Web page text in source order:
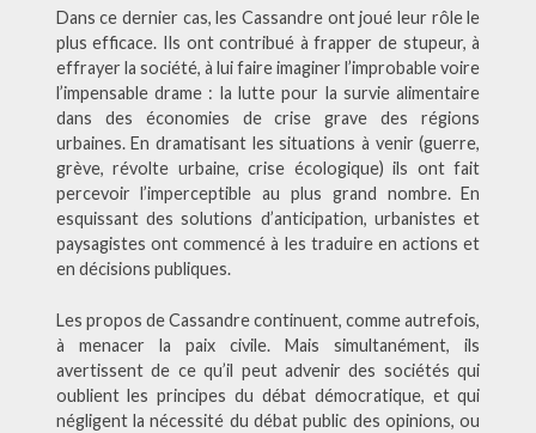
Dans ce dernier cas, les Cassandre ont joué leur rôle le
plus efficace. Ils ont contribué à frapper de stupeur, à
effrayer la société, à lui faire imaginer l’improbable voire
l’impensable drame : la lutte pour la survie alimentaire
dans des économies de crise grave des régions
urbaines. En dramatisant les situations à venir (guerre,
grève, révolte urbaine, crise écologique) ils ont fait
percevoir l’imperceptible au plus grand nombre. En
esquissant des solutions d’anticipation, urbanistes et
paysagistes ont commencé à les traduire en actions et
en décisions publiques.
Les propos de Cassandre continuent, comme autrefois,
à menacer la paix civile. Mais simultanément, ils
avertissent de ce qu’il peut advenir des sociétés qui
oublient les principes du débat démocratique, et qui
négligent la nécessité du débat public des opinions, ou